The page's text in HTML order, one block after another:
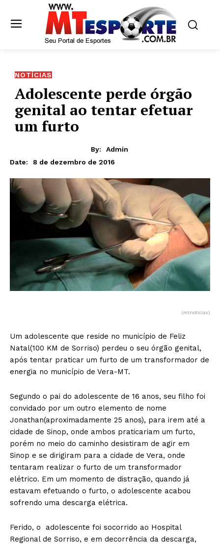
NOTÍCIAS
Adolescente perde órgão
genital ao tentar efetuar
um furto
By:
Admin
Date:
8 de dezembro de 2016
(mtnoticias)
Um adolescente que reside no município de Feliz
Natal(100 KM de Sorriso) perdeu o seu órgão genital,
após tentar praticar um furto de um transformador de
energia no município de Vera-MT.
Segundo o pai do adolescente de 16 anos, seu filho foi
convidado por um outro elemento de nome
Jonathan(aproximadamente 25 anos), para irem até a
cidade de Sinop, onde ambos praticariam um furto,
porém no meio do caminho desistiram de agir em
Sinop e se dirigiram para a cidade de Vera, onde
tentaram realizar o furto de um transformador
elétrico. Em um momento de distração, quando já
estavam efetuando o furto, o adolescente acabou
sofrendo uma descarga elétrica.
Ferido, o adolescente foi socorrido ao Hospital
Regional de Sorriso, e em decorrência da descarga,